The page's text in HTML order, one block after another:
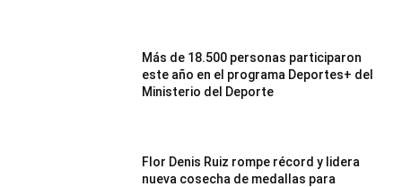
Más de 18.500 personas participaron
este año en el programa Deportes+ del
Ministerio del Deporte
Flor Denis Ruiz rompe récord y lidera
nueva cosecha de medallas para